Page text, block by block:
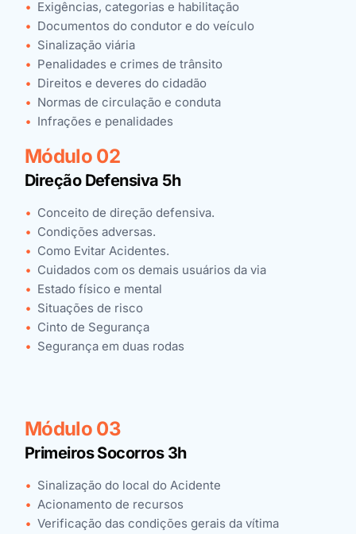
Exigências, categorias e habilitação
Documentos do condutor e do veículo
Sinalização viária
Penalidades e crimes de trânsito
Direitos e deveres do cidadão
Normas de circulação e conduta
Infrações e penalidades
Módulo 02
Direção Defensiva 5h
Conceito de direção defensiva.
Condições adversas.
Como Evitar Acidentes.
Cuidados com os demais usuários da via
Estado físico e mental
Situações de risco
Cinto de Segurança
Segurança em duas rodas
Módulo 03
Primeiros Socorros 3h
Sinalização do local do Acidente
Acionamento de recursos
Verificação das condições gerais da vítima